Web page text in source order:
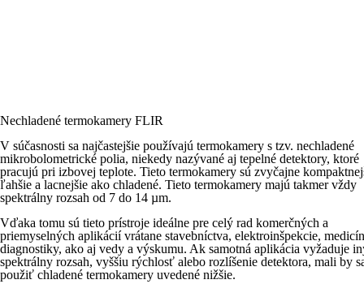
Nechladené termokamery FLIR
V súčasnosti sa najčastejšie používajú termokamery s tzv. nechladené
mikrobolometrické polia, niekedy nazývané aj tepelné detektory, ktoré
pracujú pri izbovej teplote. Tieto termokamery sú zvyčajne
ľahšie a lacnejšie ako chladené. Tieto termokamery majú takmer vždy
spektrálny rozsah od 7 do 14 µm.
Vďaka tomu sú tieto prístroje ideálne pre celý rad komerčných a
priemyselných aplikácií vrátane stavebníctva, elektroinšpekcie,
diagnostiky, ako aj vedy a výskumu. Ak samotná aplikácia vyžaduje
spektrálny rozsah, vyššiu rýchlosť alebo rozlíšenie detektora, mali by
použiť chladené termokamery uvedené nižšie.